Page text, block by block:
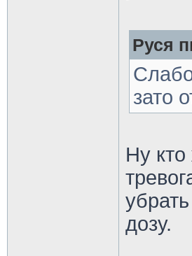
Руся
зато
Ну
дозу.